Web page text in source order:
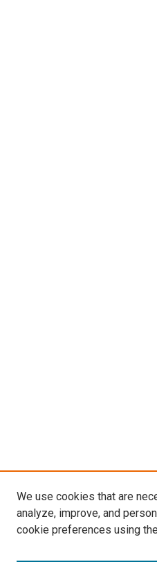
We use cookies that are
analyze, improve, and
cookie preferences using the